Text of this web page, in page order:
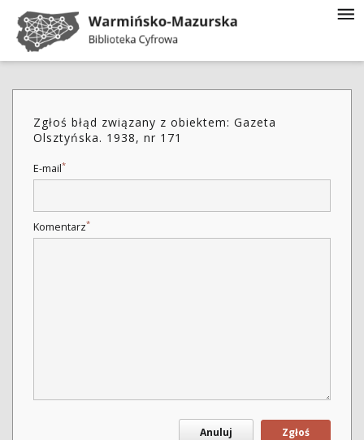
Zgłoś błąd związany z obiektem: Gazeta
Olsztyńska. 1938, nr 171
E-mail*
Komentarz*
Anuluj Zgłoś